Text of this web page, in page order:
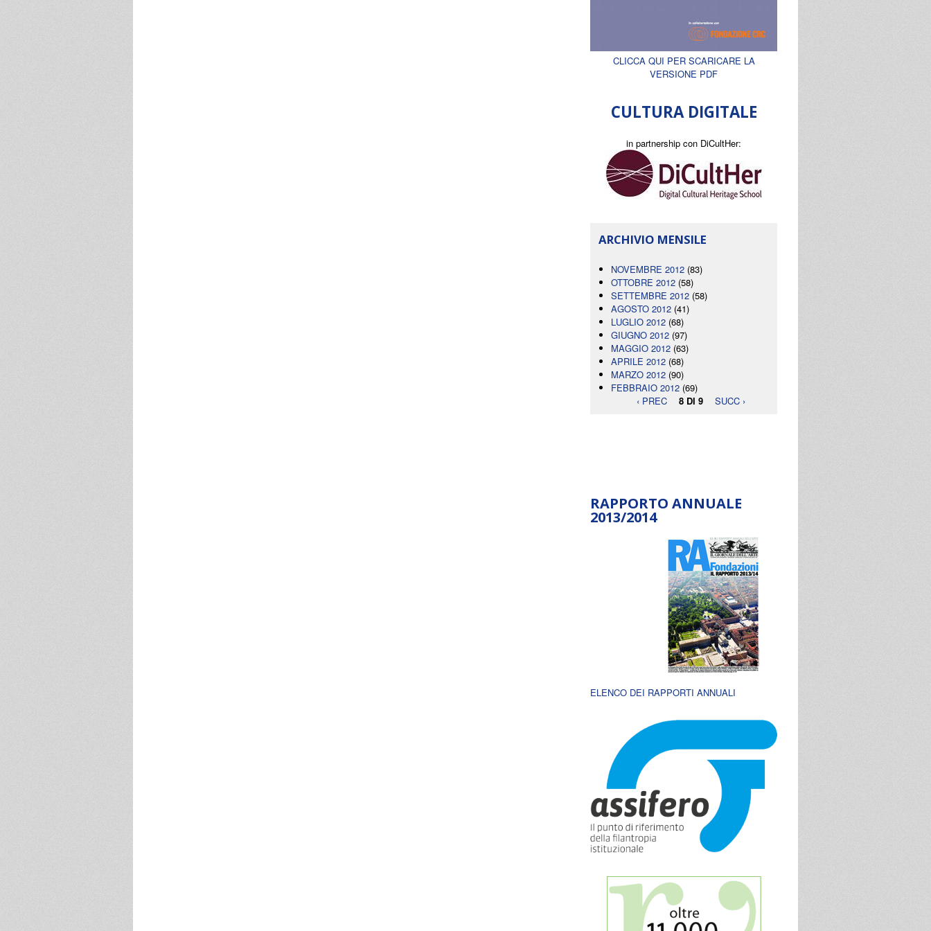
CLICCA QUI PER SCARICARE LA
VERSIONE PDF
CULTURA DIGITALE
in partnership con DiCultHer:
ARCHIVIO MENSILE
NOVEMBRE 2012 (83)
OTTOBRE 2012 (58)
SETTEMBRE 2012 (58)
AGOSTO 2012 (41)
LUGLIO 2012 (68)
GIUGNO 2012 (97)
MAGGIO 2012 (63)
APRILE 2012 (68)
MARZO 2012 (90)
FEBBRAIO 2012 (69)
‹ PREC
8 DI 9 SUCC ›
RAPPORTO ANNUALE
2013/2014
ELENCO DEI RAPPORTI ANNUALI